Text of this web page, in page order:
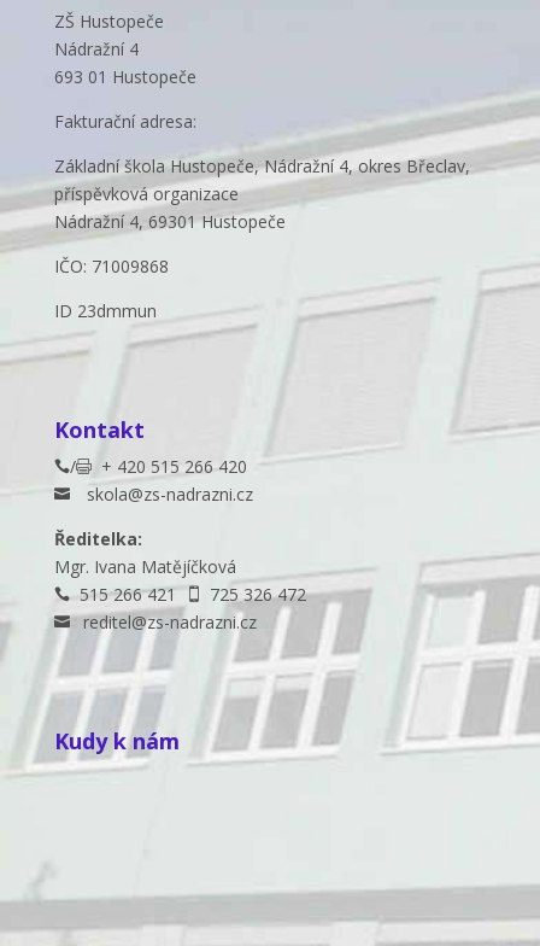
ZŠ Hustopeče
Nádražní 4
693 01 Hustopeče
Fakturační adresa:
Základní škola Hustopeče, Nádražní 4, okres Břeclav,
příspěvková organizace
Nádražní 4, 69301 Hustopeče
IČO: 71009868
ID 23dmmun
Kontakt
/+ 420 515 266 420
 skola@zs-nadrazni.cz
Ředitelka:
Mgr. Ivana Matějíčková
515 266 421 725 326 472
 reditel@zs-nadrazni.cz
Kudy k nám